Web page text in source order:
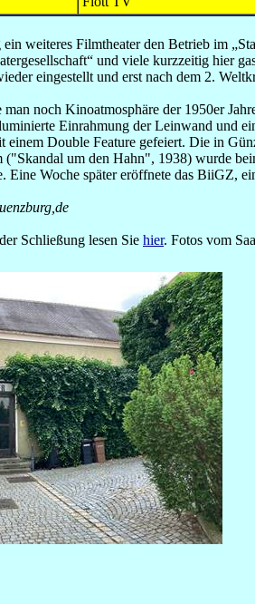
weiteres Filmtheater den Betrieb im
und viele kurzzeitig hier
eingestellt und erst nach dem 2.
man noch Kinoatmosphäre der 1950er
Einrahmung der Leinwand und
einem Double Feature gefeiert. Die in
um den Hahn", 1938) wurde
Eine Woche später eröffnete das BiiGZ,
Schließung lesen Sie hier. Fotos vom